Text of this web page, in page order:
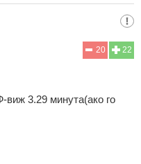
22
20
виж 3.29 минута(ако го